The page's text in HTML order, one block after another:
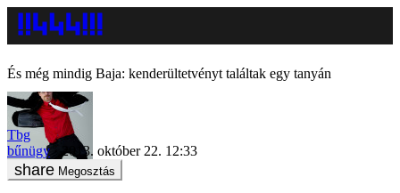
És még mindig Baja: kenderültetvényt találtak egy tanyán
Tbg
bűnügy
2013. október 22. 12:33
Megosztás